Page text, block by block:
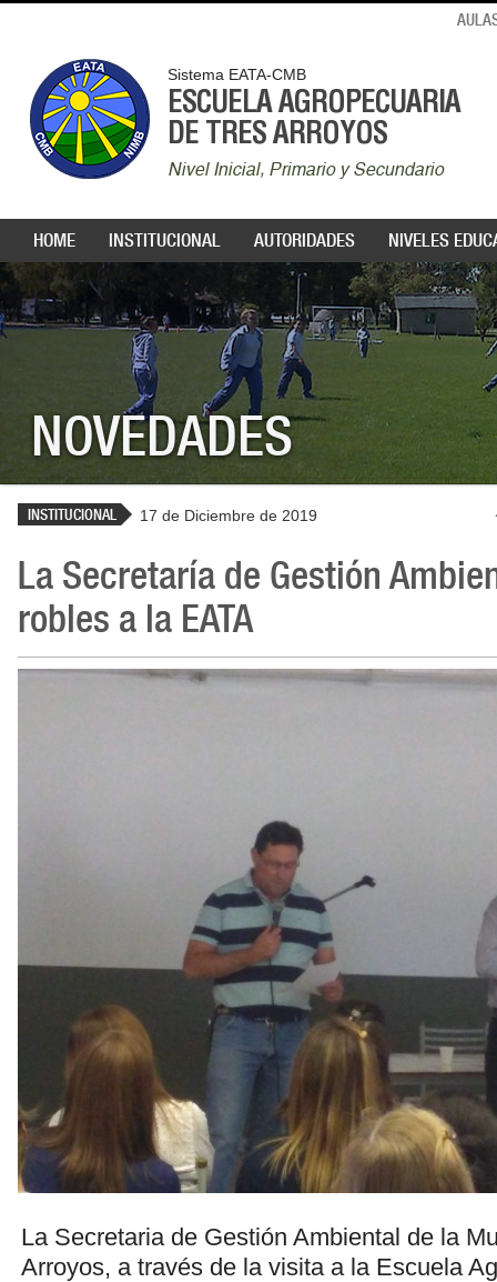
Sistema EATA-CMB
ESCUELA AGROPECUARIA
DE TRES ARROYOS
Nivel Inicial, Primario y Secundario
HOME INSTITUCIONAL AUTORIDADES NIVELES
NOVEDADES
INSTITUCIONAL 17 de Diciembre de 2019
La Secretaría de Gestión
robles a la EATA
La Secretaria de Gestión Ambiental de la
Arroyos, a través de la visita a la Escuela